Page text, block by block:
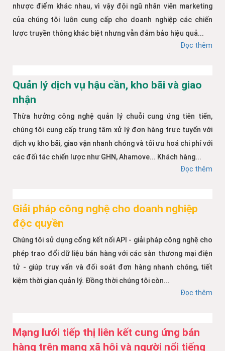
nhược điểm khác nhau, vì vậy đội ngũ nhân viên marketing
của chúng tôi luôn cung cấp cho doanh nghiệp các chiến
lược truyền thông khác biệt nhưng vẫn đảm bảo hiệu quả...
Đọc thêm
Quản lý dịch vụ hậu cần, kho bãi và giao
nhận
Thừa hưởng công nghệ quản lý chuỗi cung ứng tiên tiến,
chúng tôi cung cấp trung tâm xử lý đơn hàng trực tuyến với
dịch vụ kho bãi, giao vận nhanh chóng và tối ưu hoá chi phí với
các đối tác chiến lược như GHN, Ahamove... Khách hàng...
Đọc thêm
Giải pháp công nghệ cho doanh nghiệp
độc quyền
Chúng tôi sử dụng cổng kết nối API - giải pháp công nghệ cho
phép trao đổi dữ liệu bán hàng với các sàn thương mại điện
tử - giúp truy vấn và đối soát đơn hàng nhanh chóng, tiết
kiệm thời gian quản lý. Đồng thời chúng tôi còn...
Đọc thêm
Mạng lưới tiếp thị liên kết cung ứng bán
hàng trên mạng xã hội và người nổi tiếng